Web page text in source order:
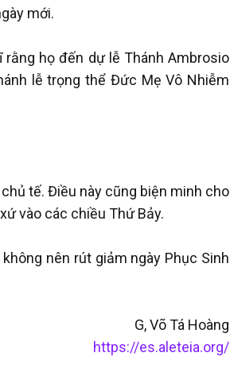
mới.
họ đến dự lễ Thánh Ambrosio
lễ trọng thể Đức Mẹ Vô Nhiễm
tế. Điều này cũng biện minh cho
vào các chiều Thứ Bảy.
nên rút giảm ngày Phục Sinh
G, Võ Tá Hoàng
https://es.aleteia.org/